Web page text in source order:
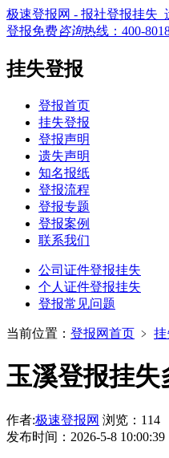
极速登报网 - 报社登报挂失_
登报免费咨询热线： 400-
挂失登报
登报首页
挂失登报
登报声明
遗失声明
知名报纸
登报流程
登报专题
登报案例
联系我们
公司证件登报挂失
个人证件登报挂失
登报常见问题
当前位置： 登报网首页 ﹥ 挂
玉溪登报挂失
作者:极速登报网 浏览：114
发布时间：2026-5-8 10:00:39